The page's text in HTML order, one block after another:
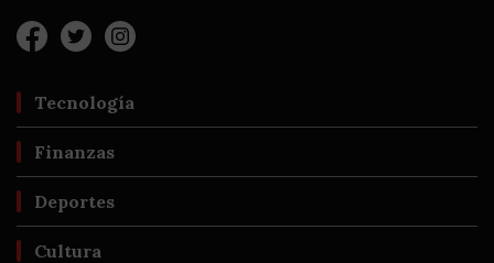
Tecnología
Finanzas
Deportes
Cultura